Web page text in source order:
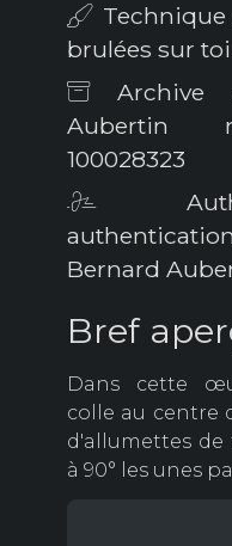
brulées sur
Archive :
Aubertin
100028323
Bernard
Bref
Dans cette
colle au centre
d'allumettes de
à 90° les unes